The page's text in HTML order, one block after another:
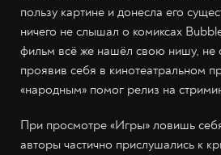
пользу картине и донесла его
ничего не слышал о комиксах
фильм всё же нашёл свою нишу,
проявив себя в кинотеатральном
«народным» помог релиз на
При просмотре «Игры» ловишь
авторы частично прислушались к